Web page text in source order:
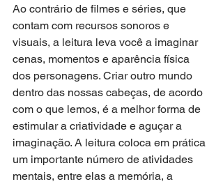
Ao contrário de filmes e séries, que
contam com recursos sonoros e
visuais, a leitura leva você a imaginar
cenas, momentos e aparência física
dos personagens. Criar outro mundo
dentro das nossas cabeças, de acordo
com o que lemos, é a melhor forma de
estimular a criatividade e aguçar a
imaginação. A leitura coloca em prática
um importante número de atividades
mentais, entre elas a memória, a